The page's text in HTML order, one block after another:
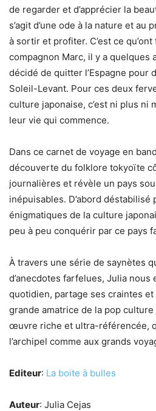
de regarder et d’apprécier la
s’agit d’une ode à la nature et au
à sortir et profiter. C’est ce
compagnon Marc, il y a quelques
décidé de quitter l’Espagne pour
Soleil-Levant. Pour ces deux
culture japonaise, c’est ni plus ni
leur vie qui commence.
Dans ce carnet de voyage en
découverte du folklore tokyoïte
journalières et révèle un pays
inépuisables. D’abord déstabilisé
énigmatiques de la culture
peu à peu conquérir par ce pays
À travers une série de saynètes
d’anecdotes farfelues, Julia nous
quotidien, partage ses craintes
grande amatrice de la pop
œuvre riche et ultra-référencée,
l’archipel comme aux grands
Editeur: La boite à bulles
Auteur: Julia Cejas